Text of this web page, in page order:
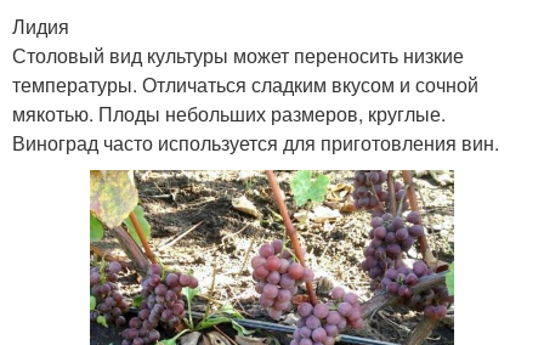
Лидия
Столовый вид культуры может переносить низкие
температуры. Отличаться сладким вкусом и сочной
мякотью. Плоды небольших размеров, круглые.
Виноград часто используется для приготовления вин.